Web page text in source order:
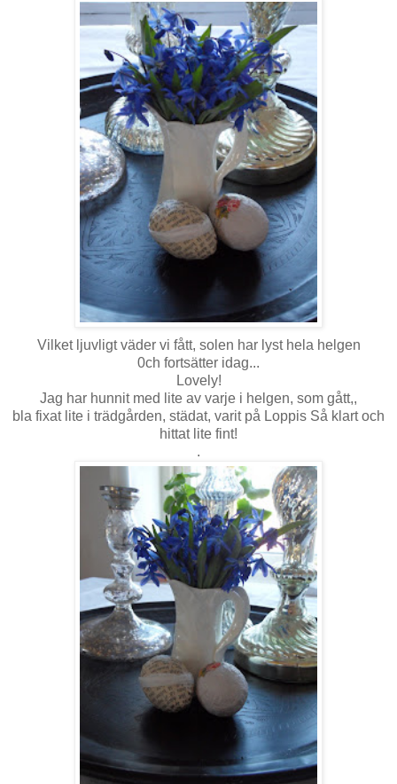
Vilket ljuvligt väder vi fått, solen har lyst hela helgen
0ch fortsätter idag...
Lovely!
Jag har hunnit med lite av varje i helgen, som gått,,
bla fixat lite i trädgården, städat, varit på Loppis Så klart och
hittat lite fint!
.